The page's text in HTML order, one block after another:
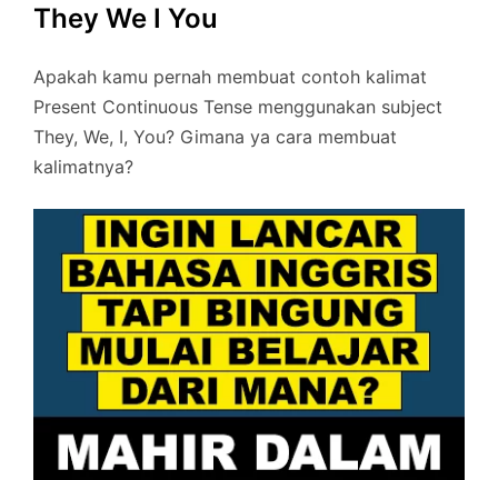
They We I You
Apakah kamu pernah membuat contoh kalimat
Present Continuous Tense menggunakan subject
They, We, I, You? Gimana ya cara membuat
kalimatnya?